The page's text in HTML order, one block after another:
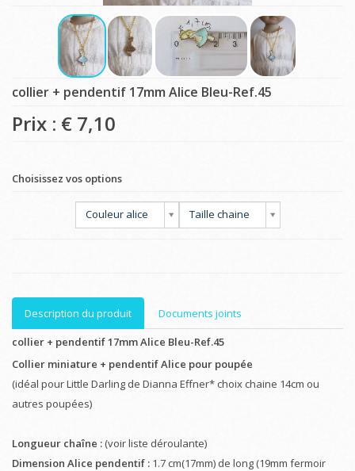
collier + pendentif 17mm Alice Bleu-Ref.45
Prix : € 7,10
Choisissez vos options
Couleur alice Taille chaine
Description du produit
Documents joints
collier + pendentif 17mm Alice Bleu-Ref.45
Collier miniature + pendentif Alice pour poupée
(idéal pour Little Darling de Dianna Effner* choix chaine 14cm ou
autres poupées)
Longueur chaîne : (voir liste déroulante)
Dimension Alice pendentif : 1.7 cm(17mm) de long (19mm fermoir